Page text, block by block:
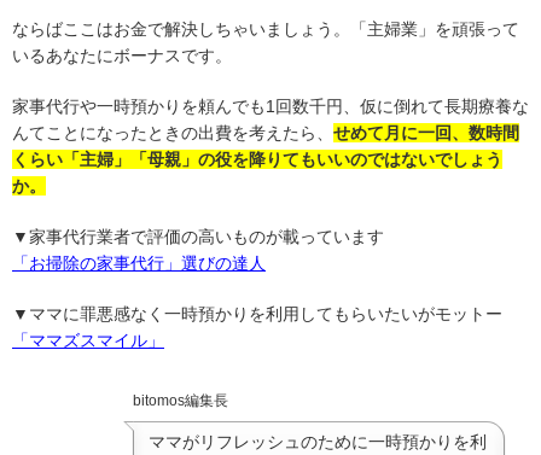
ならばここはお金で解決しちゃいましょう。「主婦業」を頑張って
いるあなたにボーナスです。
家事代行や一時預かりを頼んでも1回数千円、仮に倒れて長期療養な
んてことになったときの出費を考えたら、 せめて月に一回、数時間
くらい「主婦」「母親」の役を降りてもいいのではないでしょう
か。
▼家事代行業者で評価の高いものが載っています
「お掃除の家事代行」選びの達人
▼ママに罪悪感なく一時預かりを利用してもらいたいがモットー
「ママズスマイル」
bitomos編集長
ママがリフレッシュのために一時預かりを利